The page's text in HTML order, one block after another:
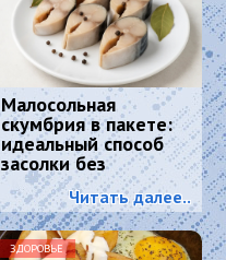
Малосольная
скумбрия в пакете:
идеальный способ
засолки без
маринада — вкуснее,
чем в магазине
Читать далее..
ЗДОРОВЬЕ